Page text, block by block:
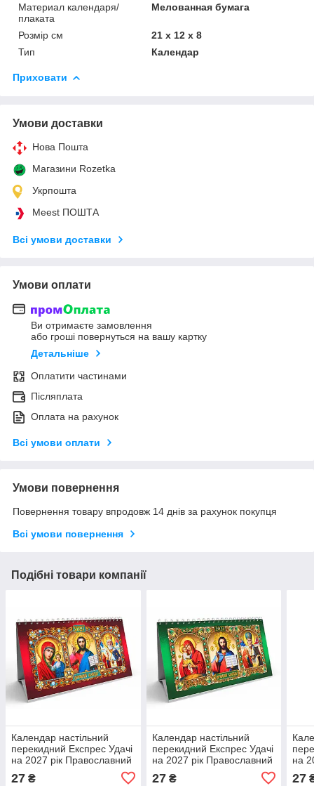
Материал календаря/
плаката
Мелованная бумага
Розмір см
21 х 12 х 8
Тип
Календар
Приховати
Умови доставки
Нова Пошта
Магазини Rozetka
Укрпошта
Meest ПОШТА
Всі умови доставки
Умови оплати
Ви отримаєте замовлення
або гроші повернуться на вашу картку
Детальніше
Оплатити частинами
Післяплата
Оплата на рахунок
Всі умови оплати
Умови повернення
Повернення товару впродовж 14 днів за рахунок покупця
Всі умови повернення
Подібні товари компанії
Календар настільний
перекидний Експрес Удачі
на 2027 рік Православний
Червоний (KD27-GR-01U)
27 ₴
Календар настільний
перекидний Експрес Удачі
на 2027 рік Православний
Зелений (KD27-GR-03U)
27₴
на
27